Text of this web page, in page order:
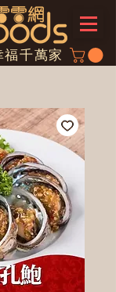
千萬家